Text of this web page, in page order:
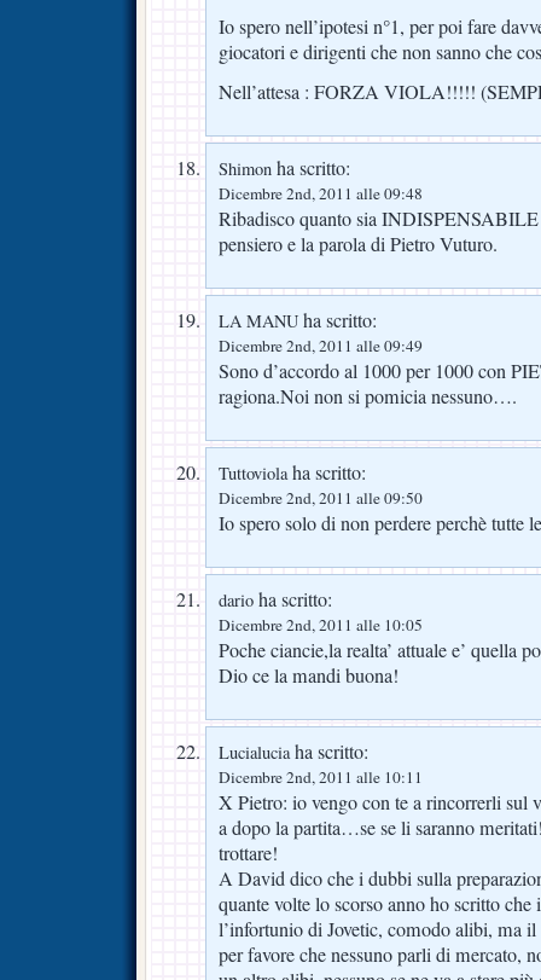
Io spero nell’ipotesi n°1, per poi fare
giocatori e dirigenti che non sanno che
Nell’attesa : FORZA VIOLA!!!!!
Shimon ha scritto:
Dicembre 2nd, 2011 alle 09:48
Ribadisco quanto sia
pensiero e la parola di Pietro Vuturo.
LA MANU ha scritto:
Dicembre 2nd, 2011 alle 09:49
Sono d’accordo al 1000 per 1000 con
ragiona.Noi non si pomicia nessuno….
Tuttoviolaha scritto:
Dicembre 2nd, 2011 alle 09:50
Io spero solo di non perdere perchè tutte
dario ha scritto:
Dicembre 2nd, 2011 alle 10:05
Poche ciancie,la realta’ attuale e’ quella
Dio ce la mandi buona!
Lucialuciaha scritto:
Dicembre 2nd, 2011 alle 10:11
X Pietro: io vengo con te a rincorrerli sul
a dopo la partita…se se li saranno
trottare!
A David dico che i dubbi sulla
quante volte lo scorso anno ho scritto
l’infortunio di Jovetic, comodo alibi, ma
per favore che nessuno parli di mercato,